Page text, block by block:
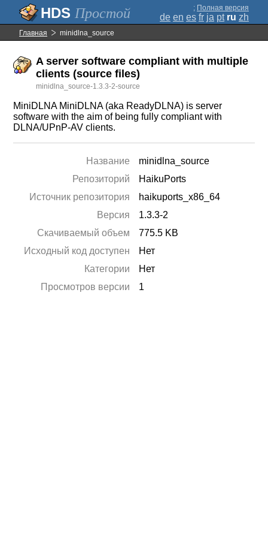
Простой ; Полная версия
de en es fr ja pt ru zh
Главная minidlna_source
A server software compliant with multiple
clients (source files)
minidlna_source-1.3.3-2-source
MiniDLNA MiniDLNA (aka ReadyDLNA) is server
software with the aim of being fully compliant with
DLNA/UPnP-AV clients.
Название
minidlna_source
Репозиторий
HaikuPorts
Источник репозитория
haikuports_x86_64
Версия
1.3.3-2
Скачиваемый объем
775.5 KB
Исходный код доступен
Нет
Категории
Нет
Просмотров версии
1